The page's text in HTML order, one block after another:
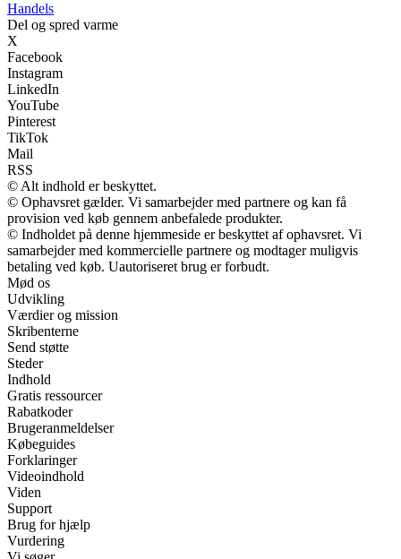
Handels
Del og spred varme
X
Facebook
Instagram
LinkedIn
YouTube
Pinterest
TikTok
Mail
RSS
© Alt indhold er beskyttet.
© Ophavsret gælder. Vi samarbejder med partnere og kan få
provision ved køb gennem anbefalede produkter.
© Indholdet på denne hjemmeside er beskyttet af ophavsret. Vi
samarbejder med kommercielle partnere og modtager muligvis
betaling ved køb. Uautoriseret brug er forbudt.
Mød os
Udvikling
Værdier og mission
Skribenterne
Send støtte
Steder
Indhold
Gratis ressourcer
Rabatkoder
Brugeranmeldelser
Købeguides
Forklaringer
Videoindhold
Viden
Support
Brug for hjælp
Vurdering